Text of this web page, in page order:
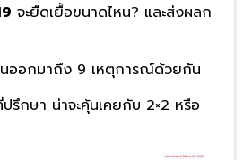
จะยืดเยื้อขนาดไหน? และส่งผลก
นออกมาถึง 9 เหตุการณ์ด้วยกัน
รึกษา น่าจะคุ้นเคยกับ 2×2 หรือ